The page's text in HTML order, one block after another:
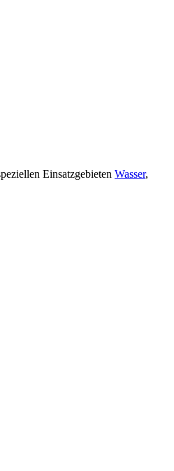
Einsatzgebieten Wasser,